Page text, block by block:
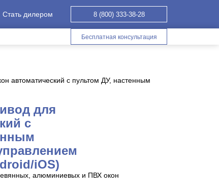
Стать дилером 8 (800) 333-38-28
Бесплатная консультация
автоматический с пультом ДУ, настенным
для
с
iOS)
алюминиевых и ПВХ окон